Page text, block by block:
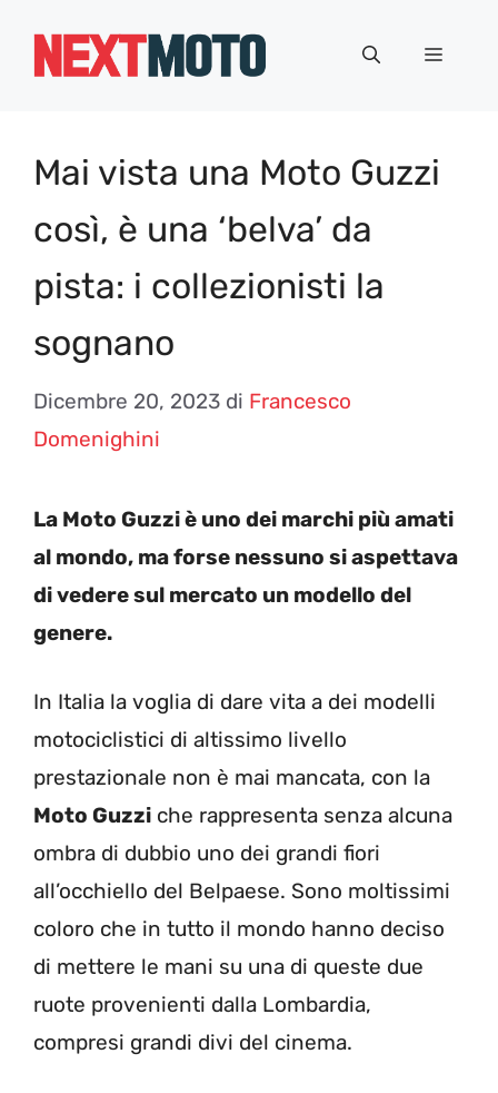
Menu
Mai vista una Moto Guzzi
così, è una ‘belva’ da
pista: i collezionisti la
sognano
Dicembre 20, 2023 di Francesco
Domenighini
La Moto Guzzi è uno dei marchi più amati
al mondo, ma forse nessuno si aspettava
di vedere sul mercato un modello del
genere.
In Italia la voglia di dare vita a dei modelli
motociclistici di altissimo livello
prestazionale non è mai mancata, con la
Moto Guzzi che rappresenta senza alcuna
ombra di dubbio uno dei grandi fiori
all’occhiello del Belpaese. Sono moltissimi
coloro che in tutto il mondo hanno deciso
di mettere le mani su una di queste due
ruote provenienti dalla Lombardia,
compresi grandi divi del cinema.